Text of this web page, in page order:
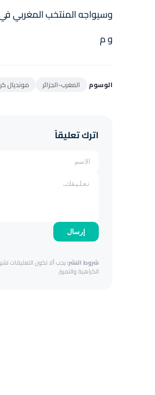
وسيواجه المنتخب المغربي
و م
الوسوم المغرب-الجزائر مونديال كرة
اترك تعليقاً
إرسال
شروط النشر:يجب ألا تكون التعليقات
الكراهية والتمييز.